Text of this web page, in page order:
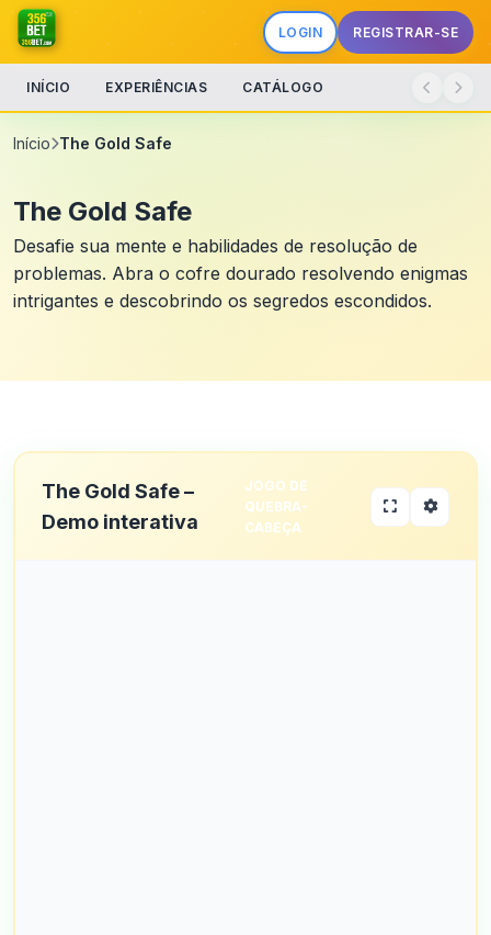
LOGIN REGISTRAR-SE
INÍCIO EXPERIÊNCIAS CATÁLOGO
Início The Gold Safe
The Gold Safe
Desafie sua mente e habilidades de resolução de
problemas. Abra o cofre dourado resolvendo enigmas
intrigantes e descobrindo os segredos escondidos.
The Gold Safe –
Demo interativa
JOGO DE
QUEBRA-
CABEÇA